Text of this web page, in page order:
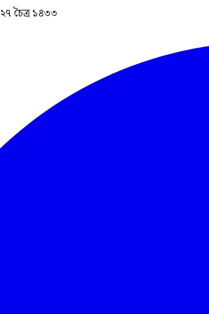
২৭ চৈত্র ১৪৩৩